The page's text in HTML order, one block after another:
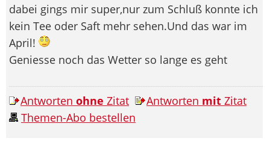
dabei gings mir super,nur zum Schluß konnte ich
kein Tee oder Saft mehr sehen.Und das war im
April!
Geniesse noch das Wetter so lange es geht
Antworten ohne Zitat Antworten mit Zitat
Themen-Abo bestellen